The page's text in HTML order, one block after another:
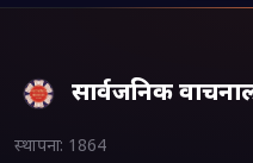
सार्वजनिक
स्थापना: 1864